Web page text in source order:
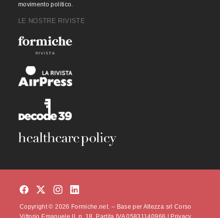
movimento politico.
LE NOSTRE RIVISTE
Copyright © 2026 Formiche.net. – Base per Altezza srl Corso